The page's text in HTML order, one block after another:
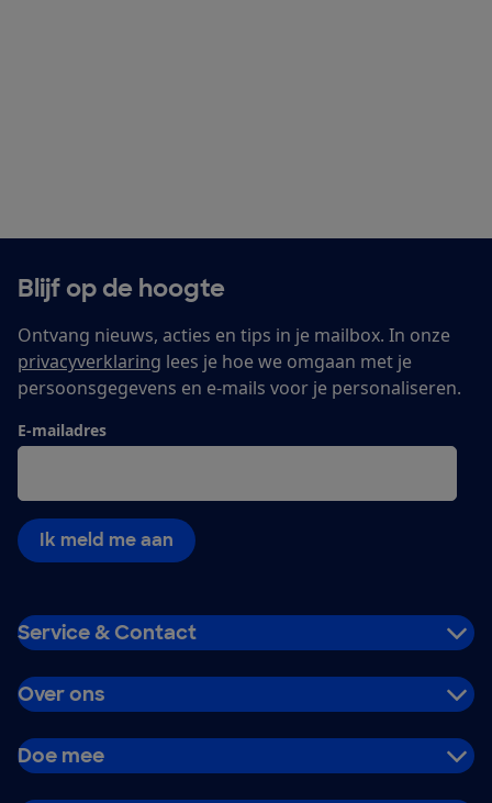
Blijf op de hoogte
Ontvang nieuws, acties en tips in je mailbox. In onze
privacyverklaring lees je hoe we omgaan met je
persoonsgegevens en e-mails voor je personaliseren.
E-mailadres
Ik meld me aan
Service & Contact
Over ons
Doe mee